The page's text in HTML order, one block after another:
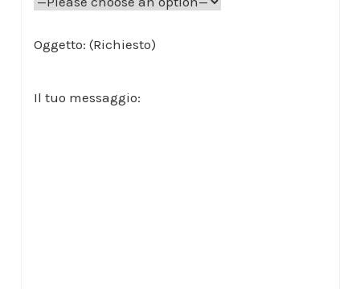
Oggetto: (Richiesto)
Il tuo messaggio: